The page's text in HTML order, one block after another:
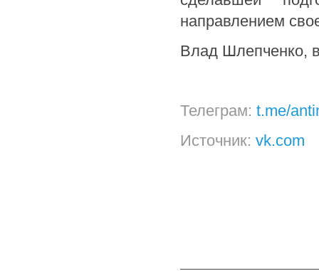
направлением
Влад Шлепченко,
Телеграм: t.me/
Источник: vk.com